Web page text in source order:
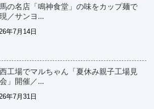
の名店「鳴神食堂」の味をカップ麺で
／サンヨ...
年7月14日
工場でマルちゃん「夏休み親子工場見
」開催／...
年7月31日